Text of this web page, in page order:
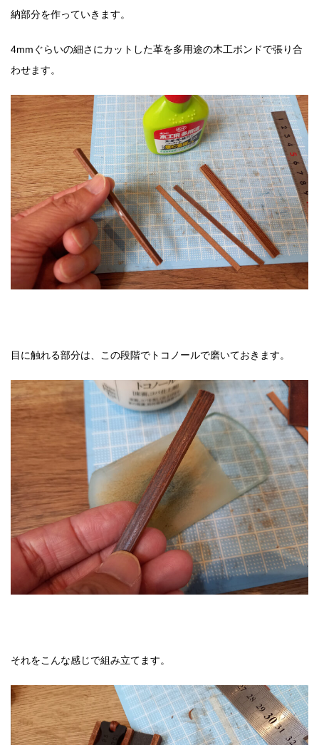
納部分を作っていきます。
4mmぐらいの細さにカットした革を多用途の木工ボンドで張り合
わせます。
目に触れる部分は、この段階でトコノールで磨いておきます。
それをこんな感じで組み立てます。